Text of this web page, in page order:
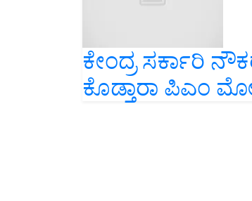
ಕೇಂದ್ರ ಸರ್ಕಾರಿ
ಕೊಡ್ತಾರಾ ಪಿಎಂ